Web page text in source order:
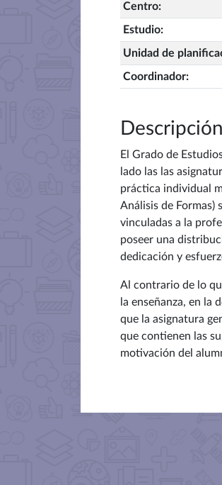
Centro:
Estudio:
Unidad de
Coordinador:
Descripción
El Grado de
lado las las
práctica individual
Análisis de Formas)
vinculadas a la
poseer una
dedicación y
Al contrario de lo
la enseñanza, en
que la asignatura
que contienen las
motivación del